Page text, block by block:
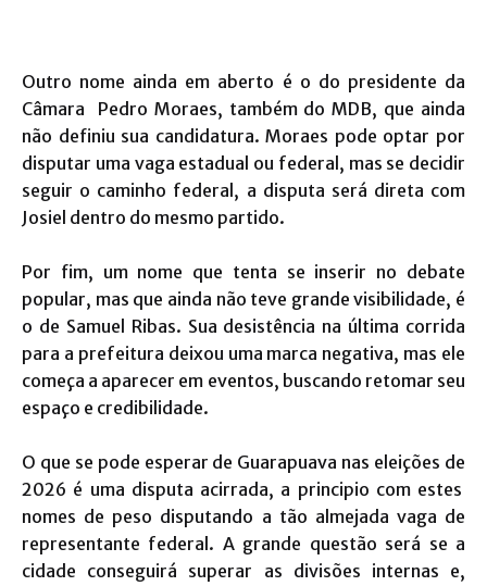
Outro nome ainda em aberto é o do presidente da
Câmara Pedro Moraes, também do MDB, que ainda
não definiu sua candidatura. Moraes pode optar por
disputar uma vaga estadual ou federal, mas se decidir
seguir o caminho federal, a disputa será direta com
Josiel dentro do mesmo partido.
Por fim, um nome que tenta se inserir no debate
popular, mas que ainda não teve grande visibilidade, é
o de Samuel Ribas. Sua desistência na última corrida
para a prefeitura deixou uma marca negativa, mas ele
começa a aparecer em eventos, buscando retomar seu
espaço e credibilidade.
O que se pode esperar de Guarapuava nas eleições de
2026 é uma disputa acirrada, a principio com estes
nomes de peso disputando a tão almejada vaga de
representante federal. A grande questão será se a
cidade conseguirá superar as divisões internas e,